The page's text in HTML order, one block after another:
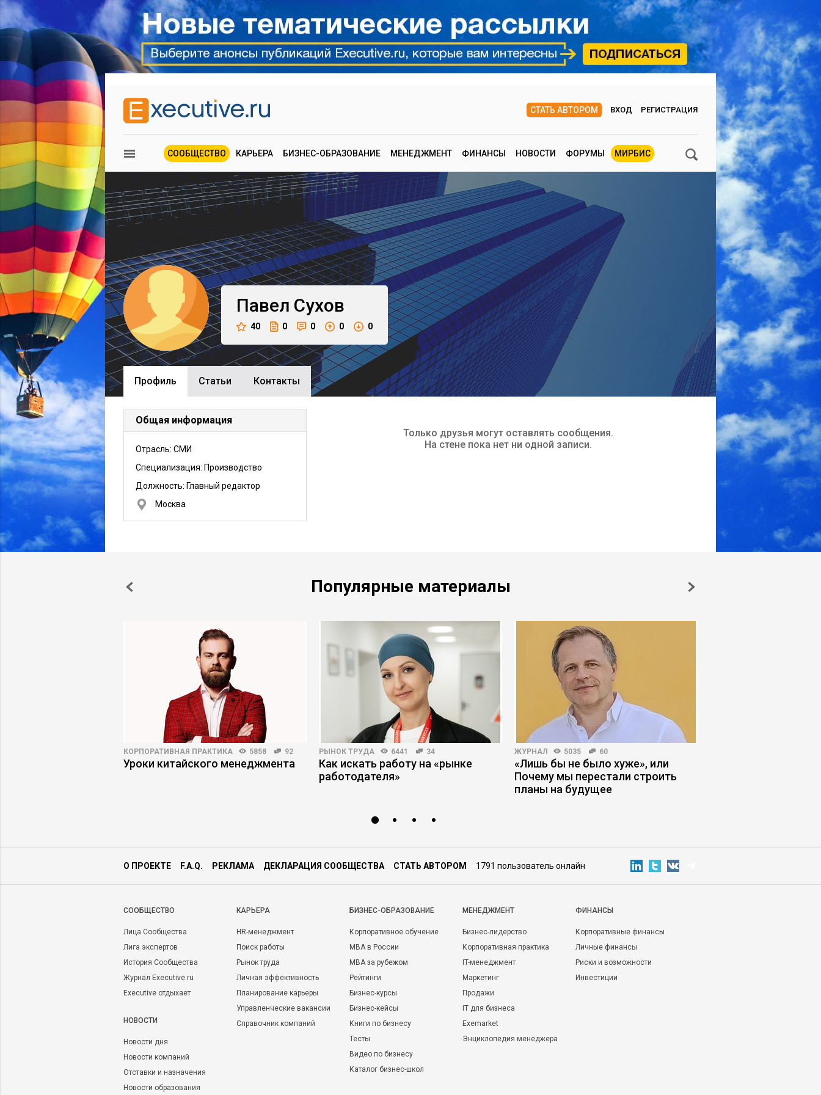
СТАТЬ АВТОРОМ ВХОД РЕГИСТРАЦИЯ
СООБЩЕСТВО КАРЬЕРА БИЗНЕС-ОБРАЗОВАНИЕ МЕНЕДЖМЕНТ ФИНАНСЫ НОВОСТИ ФОРУМЫ МИРБИС
Павел Сухов
40 0 0 0 0
Профиль Cтатьи Контакты
Общая информация
Отрасль: СМИ
Специализация: Производство
Должность: Главный редактор
Москва
Только друзья могут оставлять сообщения.
На стене пока нет ни одной записи.
Популярные материалы
КОРПОРАТИВНАЯ ПРАКТИКА 5858 92
Уроки китайского менеджмента
РЫНОК ТРУДА 6441 34
Как искать работу на «рынке
работодателя»
ЖУРНАЛ 5035 60
«Лишь бы не было хуже», или
Почему мы перестали строить
планы на будущее
О ПРОЕКТЕ F.A.Q. РЕКЛАМА ДЕКЛАРАЦИЯ СООБЩЕСТВА СТАТЬ АВТОРОМ 1791 пользователь онлайн
CООБЩЕСТВО
Лица Сообщества
Лига экспертов
История Сообщества
Журнал Executive.ru
Executive отдыхает
НОВОСТИ
Новости дня
Новости компаний
Отставки и назначения
Новости образования
КАРЬЕРА
HR-менеджмент
Поиск работы
Рынок труда
Личная эффективность
Планирование карьеры
Управленческие вакансии
Справочник компаний
БИЗНЕС-ОБРАЗОВАНИЕ
Корпоративное обучение
MBA в России
MBA за рубежом
Рейтинги
Бизнес-курсы
Бизнес-кейсы
Книги по бизнесу
Тесты
Видео по бизнесу
Каталог бизнес-школ
МЕНЕДЖМЕНТ
Бизнес-лидерство
Корпоративная практика
IT-менеджмент
Маркетинг
Продажи
IT для бизнеса
Exemarket
Энциклопедия менеджера
ФИНАНСЫ
Корпоративные финансы
Личные финансы
Риски и возможности
Инвестиции